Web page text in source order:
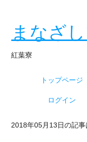
まなざ
紅葉寮
トップページ
ログイン
2018年05月13日の記事